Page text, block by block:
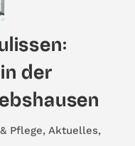
der
Pflege,Aktuelles,